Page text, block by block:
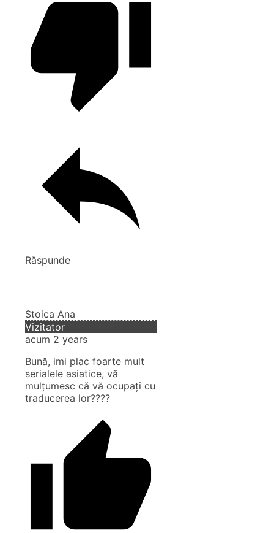
Răspunde
Stoica Ana
Vizitator
acum 2 years
Bună, imi plac foarte mult
serialele asiatice, vă
mulțumesc că vă ocupați cu
traducerea lor????